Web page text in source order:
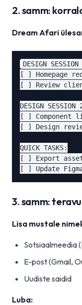
2. samm:
Dream Afari
DESIGN
[ ] Homepage
[ ] Review
DESIGN
[ ] Component
[ ] Design
QUICK TASKS:
[ ] Export
3. samm:
Lisa mustale
Sotsiaalmeedia
E-post (Gmail,
Uudiste saidid
Luba: